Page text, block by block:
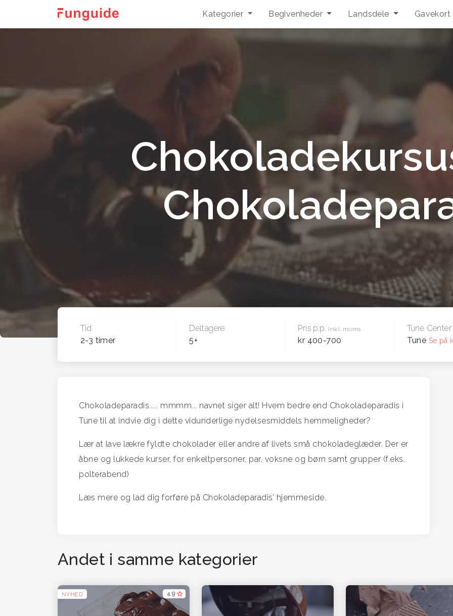
Kategorier Begivenheder Landsdele Gavekort
Tid
2-3 timer
Deltagere
5+
Pris p.p. Inkl. moms
kr 400-700
Tune
Tune Se på
Chokoladeparadis..... mmmm... navnet siger alt! Hvem bedre end Chokoladeparadis i
Tune til at indvie dig i dette vidunderlige nydelsesmiddels hemmeligheder?
Lær at lave lækre fyldte chokolader eller andre af livets små chokoladeglæder. Der er
åbne og lukkede kurser, for enkeltpersoner, par, voksne og børn samt grupper (f.eks.
polterabend)
Læs mere og lad dig forføre på Chokoladeparadis’ hjemmeside.
Andet i samme kategorier
4,9
NYHED